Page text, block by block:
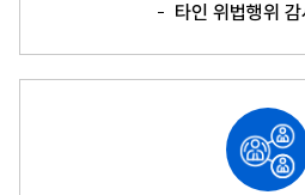
타인 위법행위